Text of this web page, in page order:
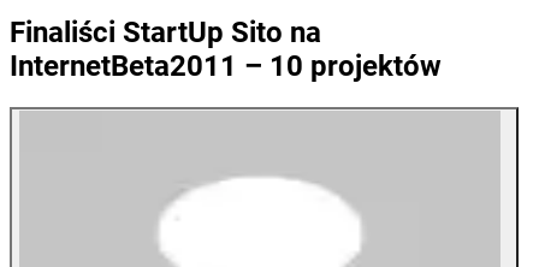
Finaliści StartUp Sito na
InternetBeta2011 – 10 projektów